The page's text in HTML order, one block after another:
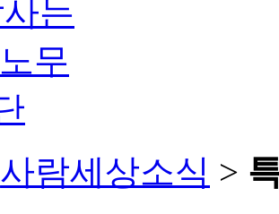
사람세상소식 >